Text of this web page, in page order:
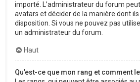
importé. L’administrateur du forum
avatars et décider de la manière dont
disposition. Si vous ne pouvez pas
un administrateur du forum.
Haut
Qu’est-ce que mon rang et comment